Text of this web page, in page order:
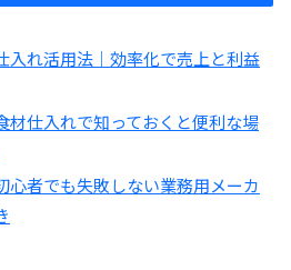
入れ活用法｜効率化で売上と利益
材仕入れで知っておくと便利な場
心者でも失敗しない業務用メーカ